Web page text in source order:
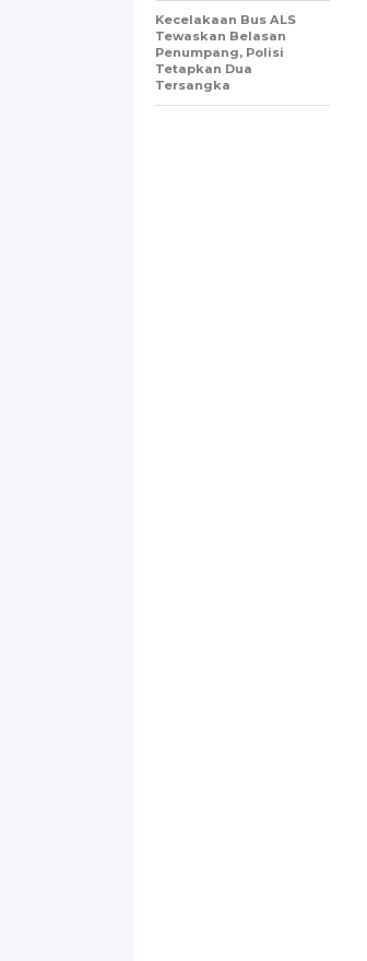
Kecelakaan Bus ALS
Tewaskan Belasan
Penumpang, Polisi
Tetapkan Dua
Tersangka